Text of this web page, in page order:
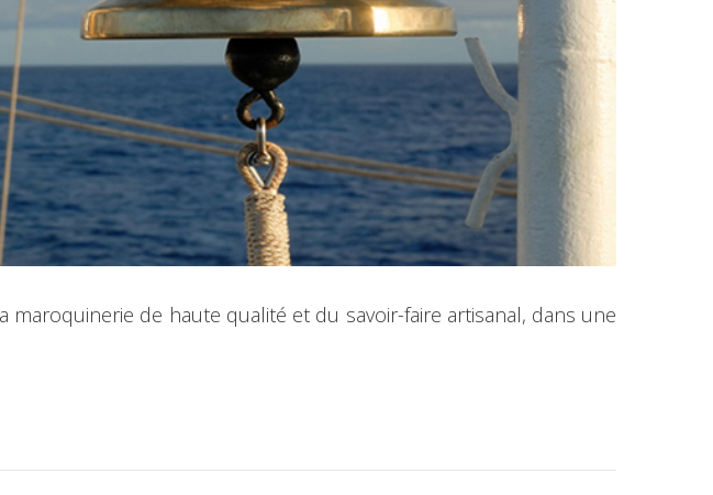
de haute qualité et du savoir-faire artisanal, dans une